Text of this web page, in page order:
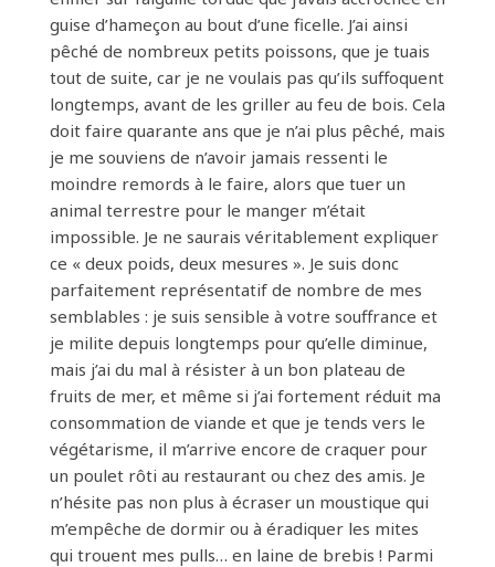
guise d’hameçon au bout d’une ficelle. J’ai ainsi
pêché de nombreux petits poissons, que je tuais
tout de suite, car je ne voulais pas qu’ils suffoquent
longtemps, avant de les griller au feu de bois. Cela
doit faire quarante ans que je n’ai plus pêché, mais
je me souviens de n’avoir jamais ressenti le
moindre remords à le faire, alors que tuer un
animal terrestre pour le manger m’était
impossible. Je ne saurais véritablement expliquer
ce « deux poids, deux mesures ». Je suis donc
parfaitement représentatif de nombre de mes
semblables : je suis sensible à votre souffrance et
je milite depuis longtemps pour qu’elle diminue,
mais j’ai du mal à résister à un bon plateau de
fruits de mer, et même si j’ai fortement réduit ma
consommation de viande et que je tends vers le
végétarisme, il m’arrive encore de craquer pour
un poulet rôti au restaurant ou chez des amis. Je
n’hésite pas non plus à écraser un moustique qui
m’empêche de dormir ou à éradiquer les mites
qui trouent mes pulls… en laine de brebis ! Parmi